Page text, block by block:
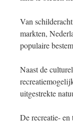
Van
markten,
populaire
Naast de
uitgestrekte
De recreatie-